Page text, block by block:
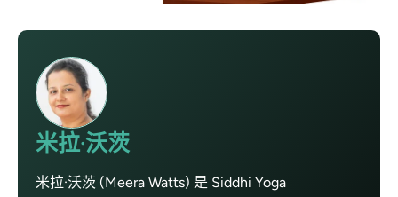
米拉·沃茨
米拉·沃茨 (Meera Watts) 是 Siddhi Yoga